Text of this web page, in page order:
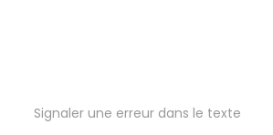
Signaler une erreur dans le texte